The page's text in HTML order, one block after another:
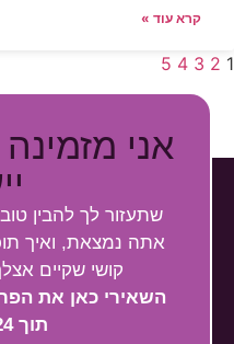
קרא עוד »
1
2
3
4
5
אני
שתעזור לך להבין
אתה נמצאת, ואיך
קושי שקיים
השאירי כאן את
תוך 24 שעות.